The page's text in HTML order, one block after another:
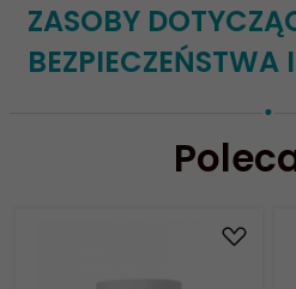
ZASOBY
BEZPIECZEŃSTWA